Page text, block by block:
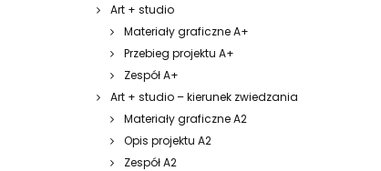
Art + studio
Materiały graficzne A+
Przebieg projektu A+
Zespół A+
Art + studio – kierunek zwiedzania
Materiały graficzne A2
Opis projektu A2
Zespół A2